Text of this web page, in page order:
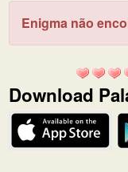
letras
do
cabeça:
Enigma não
Download